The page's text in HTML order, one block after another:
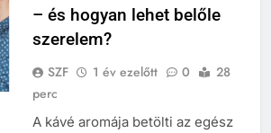
– és hogyan lehet belőle
szerelem?
SZF 1 év ezelőtt 0
28
perc
A kávé aromája betölti az egész